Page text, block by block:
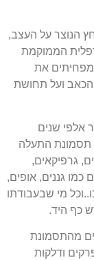
הנוצר על העצב,
הממוקמת
מפחיתים את
ועל תחושת
אלפי שנים
תסמונת התעלה
גרפיקאים,
כמו גננים, אופים,
מי שבעבודתו
כף היד.
מהתסמונת
ודלקות